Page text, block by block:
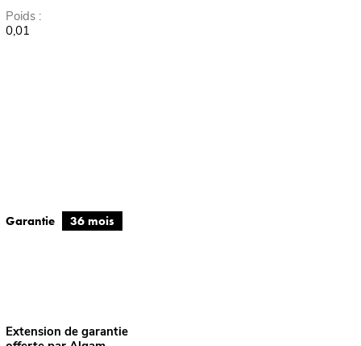
Poids :
0,01
Garantie 36 mois
Extension de garantie